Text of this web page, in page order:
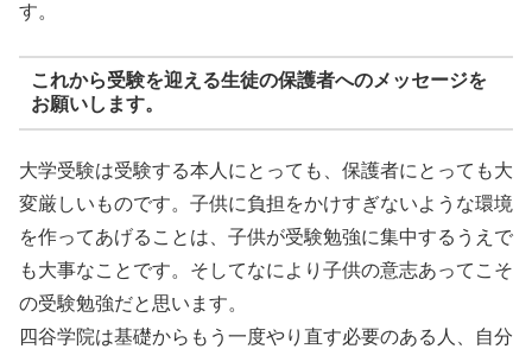
す。
これから受験を迎える生徒の保護者へのメッセージを
お願いします。
大学受験は受験する本人にとっても、保護者にとっても大
変厳しいものです。子供に負担をかけすぎないような環境
を作ってあげることは、子供が受験勉強に集中するうえで
も大事なことです。そしてなにより子供の意志あってこそ
の受験勉強だと思います。
四谷学院は基礎からもう一度やり直す必要のある人、自分